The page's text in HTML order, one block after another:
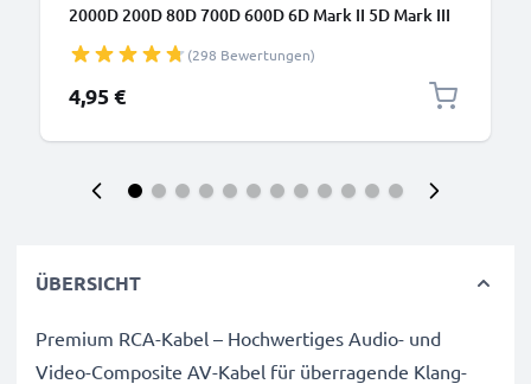
2000D 200D 80D 700D 600D 6D Mark II 5D Mark III
Fotokameras - IFC-200U IFC-400PCU IFC-500U
Datenkabel 2.0, PVC Ladekabel
(298 Bewertungen)
4,95 €
ÜBERSICHT
Premium RCA-Kabel – Hochwertiges Audio- und
Video-Composite AV-Kabel für überragende Klang-